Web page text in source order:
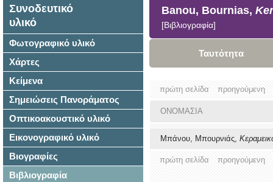
Συνοδευτικό
υλικό
Φωτογραφικό υλικό
Χάρτες
Κείμενα
Σημειώσεις Πανοράματος
Οπτικοακουστικό υλικό
Εικονογραφικό υλικό
Βιογραφίες
Βιβλιογραφία
Banou, Bournias,
[Βιβλιογραφία]
Ταυτότητα
πρώτη σελίδα προηγούμενη
ΟΝΟΜΑΣΙΑ
Μπάνου, Μπουρνιάς,
πρώτη σελίδα προηγούμενη